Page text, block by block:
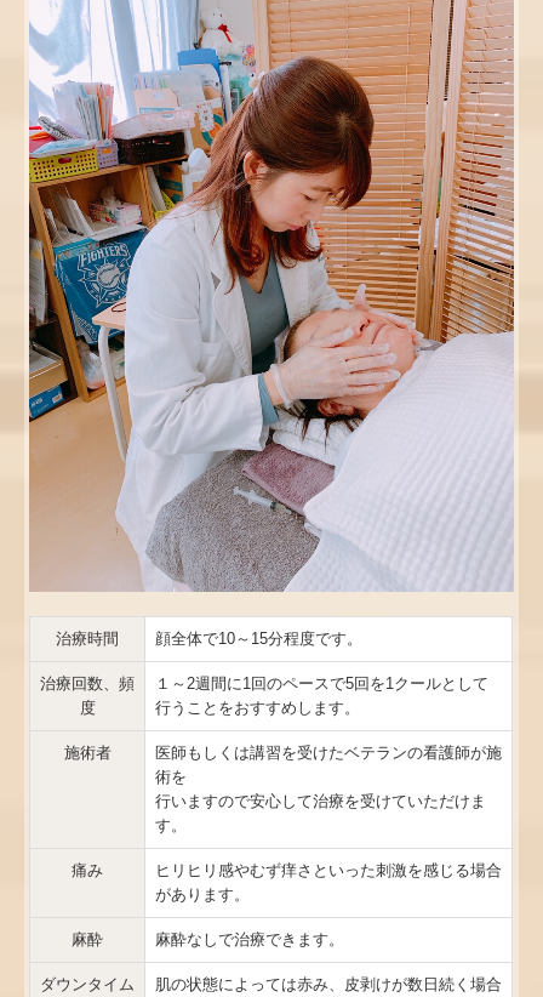
治療時間 顔全体で10～15分程度です。
治療回数、頻
度
１～2週間に1回のペースで5回を1クールとして
行うことをおすすめします。
施術者
医師もしくは講習を受けたベテランの看護師が施
術を
行いますので安心して治療を受けていただけま
す。
痛み
ヒリヒリ感やむず痒さといった刺激を感じる場合
があります。
麻酔 麻酔なしで治療できます。
ダウンタイム 肌の状態によっては赤み、皮剥けが数日続く場合